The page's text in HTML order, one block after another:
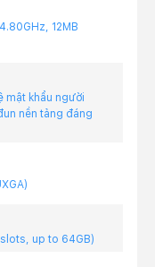
12MB
mật khẩu người
nền tảng đáng
up to 64GB)